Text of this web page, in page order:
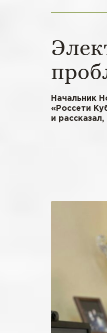
Начальник
«Россети
и